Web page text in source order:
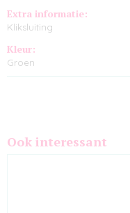
Extra informatie:
Kliksluiting
Kleur:
Groen
Ook interessant